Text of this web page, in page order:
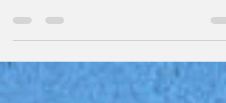
Corenswet/Superman !